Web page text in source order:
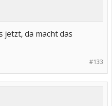
jetzt, da macht das
#133